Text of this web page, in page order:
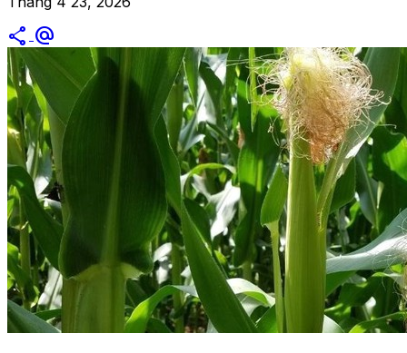
share alternate_email